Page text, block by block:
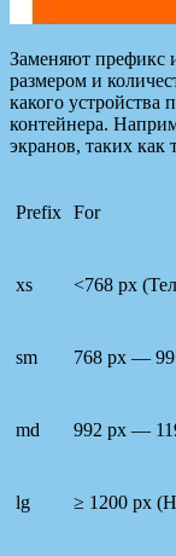
Заменяют префикс
размером и
какого устройства
контейнера.
экранов, таких как
Prefix For
xs <768 px
sm 768 px —
md 992 px —
lg ≥ 1200 px